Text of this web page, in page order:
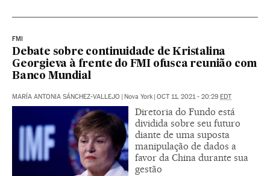
FMI
Debate sobre continuidade de Kristalina
Georgieva à frente do FMI ofusca reunião com
Banco Mundial
MARÍA ANTONIA SÁNCHEZ-VALLEJO Nova York OCT 11, 2021 - 20:29 EDT
Diretoria do Fundo está
dividida sobre seu futuro
diante de uma suposta
manipulação de dados a
favor da China durante sua
gestão